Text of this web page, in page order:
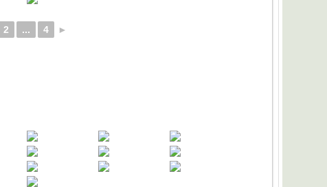
2 ... 4 ►